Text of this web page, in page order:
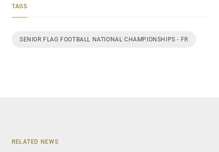
TAGS
SENIOR FLAG FOOTBALL NATIONAL CHAMPIONSHIPS - FR
RELATED NEWS